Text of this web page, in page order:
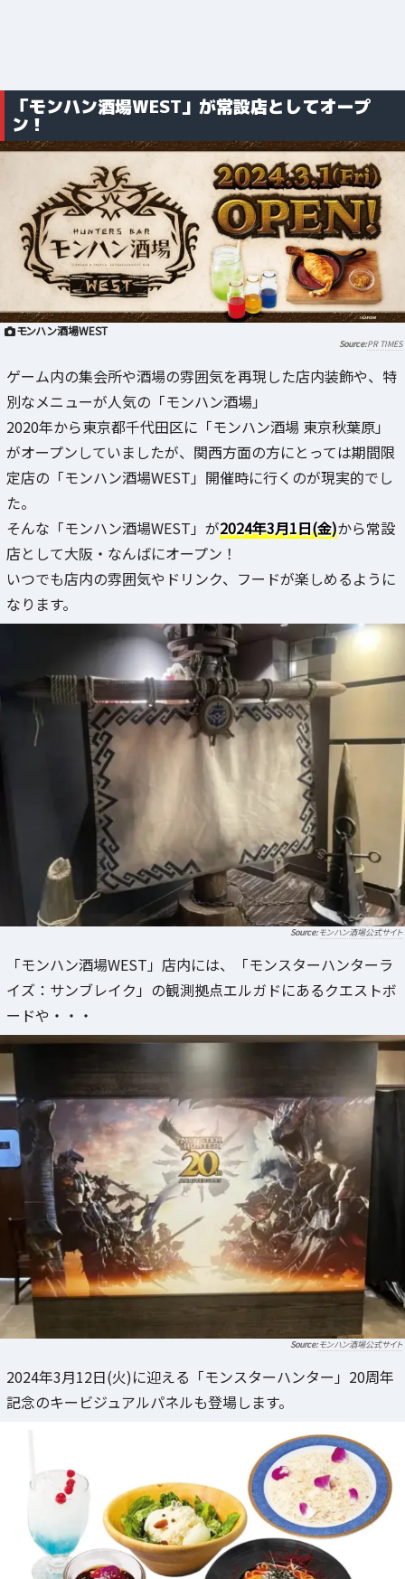
「モンハン酒場WEST」が常設店としてオープ
ン！
モンハン酒場WEST
PR TIMES
ゲーム内の集会所や酒場の雰囲気を再現した店内装飾や、特
別なメニューが人気の「モンハン酒場」
2020年から東京都千代田区に「モンハン酒場 東京秋葉原」
がオープンしていましたが、関西方面の方にとっては期間限
定店の「モンハン酒場WEST」開催時に行くのが現実的でし
た。
そんな「モンハン酒場WEST」が2024年3月1日(金)から常設
店として大阪・なんばにオープン！
いつでも店内の雰囲気やドリンク、フードが楽しめるように
なります。
モンハン酒場公式サイト
「モンハン酒場WEST」店内には、「モンスターハンターラ
イズ：サンブレイク」の観測拠点エルガドにあるクエストボ
ードや・・・
モンハン酒場公式サイト
2024年3月12日(火)に迎える「モンスターハンター」20周年
記念のキービジュアルパネルも登場します。